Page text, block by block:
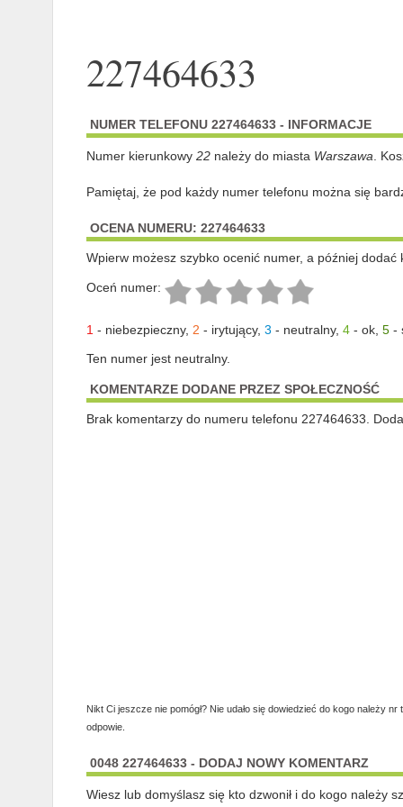
227464633
NUMER TELEFONU 227464633 - INFORMACJE
Numer kierunkowy 22należy do miasta Warszawa.
Pamiętaj, że pod każdy numer telefonu można się
OCENA NUMERU: 227464633
Wpierw możesz szybko ocenić numer, a później dodać
Oceń numer:
1- niebezpieczny, 2 - irytujący, 3 - neutralny, 4- ok, 5-
Ten numer jest neutralny.
KOMENTARZE DODANE PRZEZ SPOŁECZNOŚĆ
Brak komentarzy do numeru telefonu 227464633.
Nikt Ci jeszcze nie pomógł? Nie udało się dowiedzieć do kogo należy
odpowie.
0048 227464633 - DODAJ NOWY KOMENTARZ
Wiesz lub domyślasz się kto dzwonił i do kogo należy